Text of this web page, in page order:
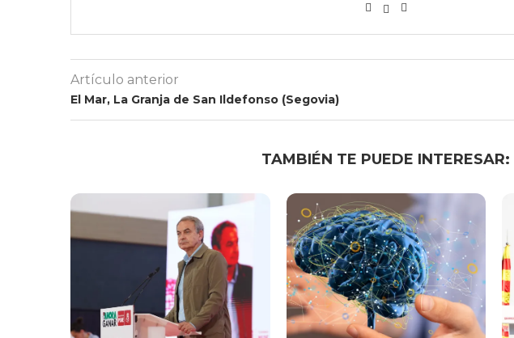
Artículo anterior
El Mar, La Granja de San Ildefonso (Segovia)
TAMBIÉN TE PUEDE INTERESAR: